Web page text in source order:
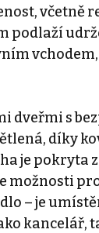
včetně
podlaží
dveřmi s
díky
je pokryta
možnosti
– je
kancelář,